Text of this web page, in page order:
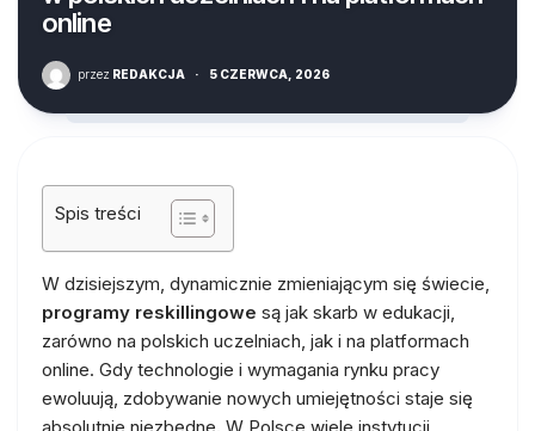
online
przez REDAKCJA · 5 CZERWCA, 2026
Spis treści
W dzisiejszym, dynamicznie zmieniającym się świecie,
programy reskillingowe są jak skarb w edukacji,
zarówno na polskich uczelniach, jak i na platformach
online. Gdy technologie i wymagania rynku pracy
ewoluują, zdobywanie nowych umiejętności staje się